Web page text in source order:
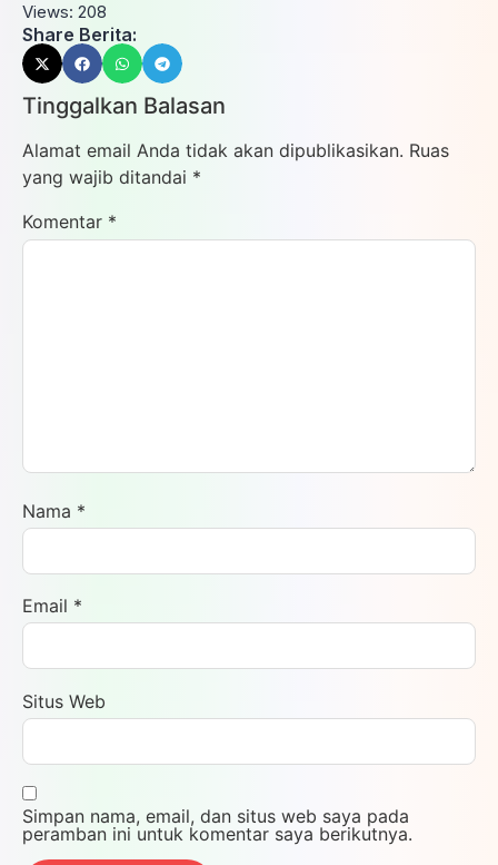
Views: 208
Share Berita:
Tinggalkan Balasan
Alamat email Anda tidak akan dipublikasikan. Ruas
yang wajib ditandai *
Komentar *
Nama *
Email *
Situs Web
Simpan nama, email, dan situs web saya pada
peramban ini untuk komentar saya berikutnya.